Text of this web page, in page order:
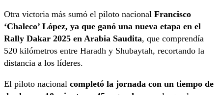
Otra victoria más sumó el piloto nacional Francisco
‘Chaleco’ López, ya que ganó una nueva etapa en el
Rally Dakar 2025 en Arabia Saudita, que comprendía
520 kilómetros entre Haradh y Shubaytah, recortando la
distancia a los líderes.
El piloto nacional completó la jornada con un tiempo de